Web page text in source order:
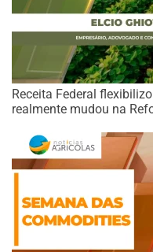
Receita Federal
realmente mudou na